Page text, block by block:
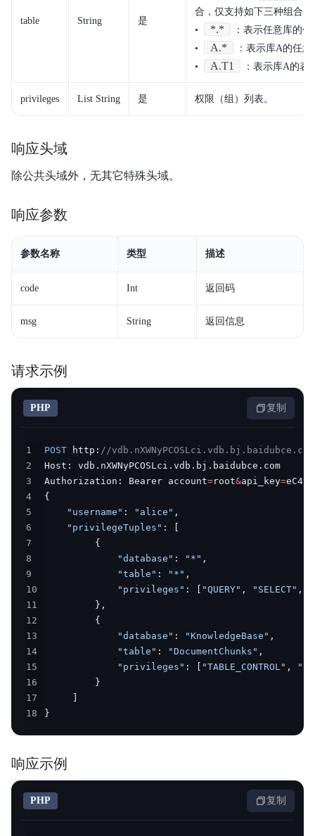
table String 是
合，仅支持如下三种组合：
•
*.*
：表示任意库的任
•
A.*
：表示库A的任意
•
A.T1 ：表示库A的表
privileges List String 是 权限（组）列表。
响应头域
除公共头域外，无其它特殊头域。
响应参数
参数名称 类型 描述
code Int 返回码
msg String 返回信息
请求示例
PHP 复制
1 POST http : //
2
Host : vdb . nXWNyPCOSLci . vdb . bj . baidubce .
3
Authorization : Bearer account=root&api_key=
4
{
5
"username" : "alice" ,
6
"privilegeTuples" :
[
7
{
8
"database" : "*" ,
9
"table" : "*" ,
10
"privileges" : [ "QUERY" , "SELECT" ,
11
} ,
12
{
13
"database" : "KnowledgeBase" ,
14
"table" : "DocumentChunks" ,
15
"privileges" : [ "TABLE_CONTROL" ,
16
}
17
]
18
}
响应示例
PHP 复制